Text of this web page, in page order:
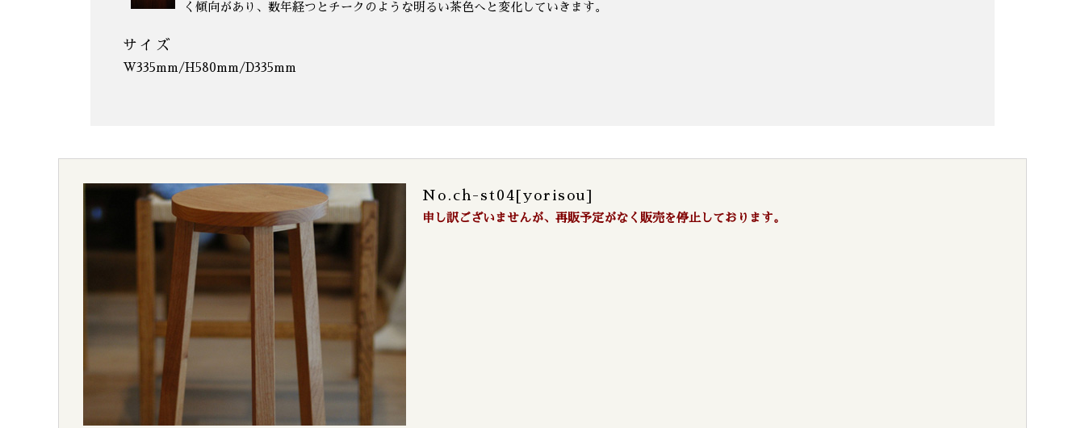
く傾向があり、数年経つとチークのような明るい茶色へと変化していきます。
サイズ
W335mm/H580mm/D335mm
No.ch-st04[yorisou]
申し訳ございませんが、再販予定がなく販売を停止しております。